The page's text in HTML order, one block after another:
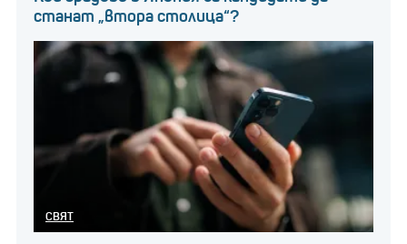
станат „втора столица“?
СВЯТ